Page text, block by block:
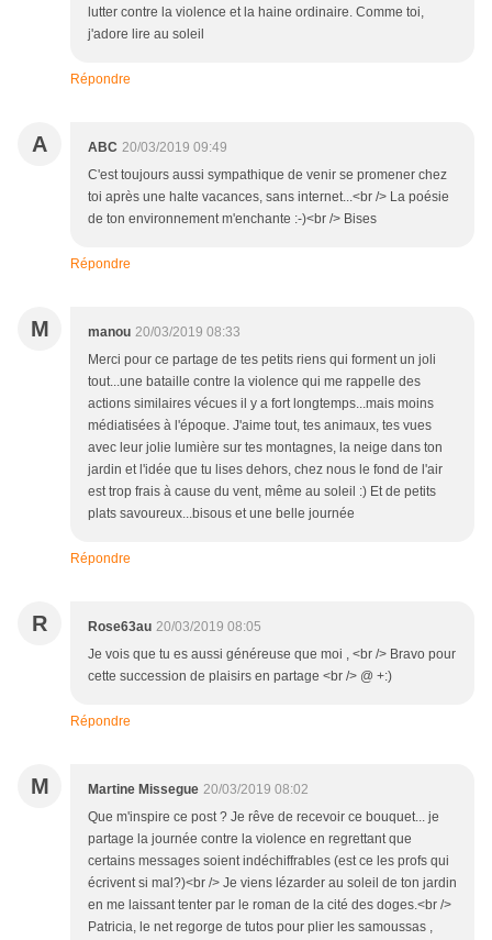
lutter contre la violence et la haine ordinaire. Comme toi,
j'adore lire au soleil
Répondre
A ABC 20/03/2019 09:49
C'est toujours aussi sympathique de venir se promener chez
toi après une halte vacances, sans internet...<br /> La poésie
de ton environnement m'enchante :-)<br /> Bises
Répondre
M manou 20/03/2019 08:33
Merci pour ce partage de tes petits riens qui forment un joli
tout...une bataille contre la violence qui me rappelle des
actions similaires vécues il y a fort longtemps...mais moins
médiatisées à l'époque. J'aime tout, tes animaux, tes vues
avec leur jolie lumière sur tes montagnes, la neige dans ton
jardin et l'idée que tu lises dehors, chez nous le fond de l'air
est trop frais à cause du vent, même au soleil :) Et de petits
plats savoureux...bisous et une belle journée
Répondre
R Rose63au 20/03/2019 08:05
Je vois que tu es aussi généreuse que moi , <br /> Bravo pour
cette succession de plaisirs en partage <br /> @ +:)
Répondre
M Martine Missegue 20/03/2019 08:02
Que m'inspire ce post ? Je rêve de recevoir ce bouquet... je
partage la journée contre la violence en regrettant que
certains messages soient indéchiffrables (est ce les profs qui
écrivent si mal?)<br /> Je viens lézarder au soleil de ton jardin
en me laissant tenter par le roman de la cité des doges.<br />
Patricia, le net regorge de tutos pour plier les samoussas ,